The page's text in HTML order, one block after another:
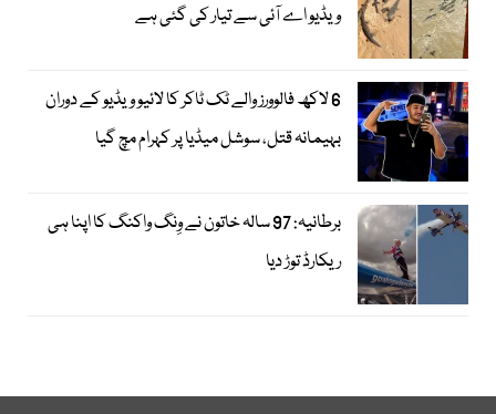
ویڈیو اے آئی سے تیار کی گئی ہے
6 لاکھ فالوورز والے ٹک ٹاکر کا لائیو ویڈیو کے دوران
بہیمانہ قتل، سوشل میڈیا پر کہرام مچ گیا
برطانیہ: 97 سالہ خاتون نے وِنگ واکنگ کا اپنا ہی
ریکارڈ توڑ دیا